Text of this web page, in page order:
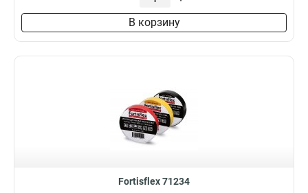
В корзину
Fortisflex 71234